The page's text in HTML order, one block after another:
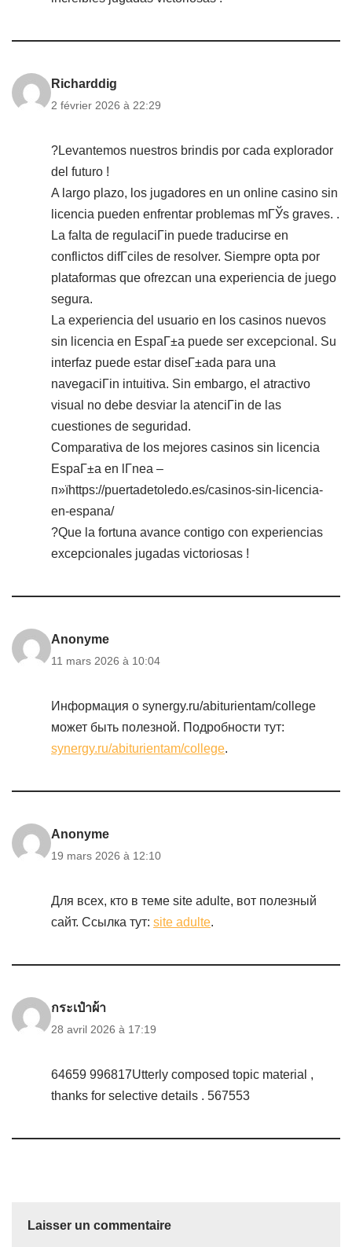
Richarddig
2 février 2026 à 22:29
?Levantemos nuestros brindis por cada explorador
del futuro !
A largo plazo, los jugadores en un online casino sin
licencia pueden enfrentar problemas mГЎs graves. .
La falta de regulaciГіn puede traducirse en
conflictos difГ­ciles de resolver. Siempre opta por
plataformas que ofrezcan una experiencia de juego
segura.
La experiencia del usuario en los casinos nuevos
sin licencia en EspaГ±a puede ser excepcional. Su
interfaz puede estar diseГ±ada para una
navegaciГіn intuitiva. Sin embargo, el atractivo
visual no debe desviar la atenciГіn de las
cuestiones de seguridad.
Comparativa de los mejores casinos sin licencia
EspaГ±a en lГ­nea –
п»їhttps://puertadetoledo.es/casinos-sin-licencia-
en-espana/
?Que la fortuna avance contigo con experiencias
excepcionales jugadas victoriosas !
Anonyme
11 mars 2026 à 10:04
Информация о synergy.ru/abiturientam/college
может быть полезной. Подробности тут:
synergy.ru/abiturientam/college.
Anonyme
19 mars 2026 à 12:10
Для всех, кто в теме site adulte, вот полезный
сайт. Ссылка тут: site adulte.
กระเป๋าผ้า
28 avril 2026 à 17:19
64659 996817Utterly composed topic material ,
thanks for selective details . 567553
Laisser un commentaire